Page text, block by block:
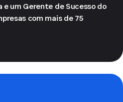
um Gerente de Sucesso do
com mais de 75